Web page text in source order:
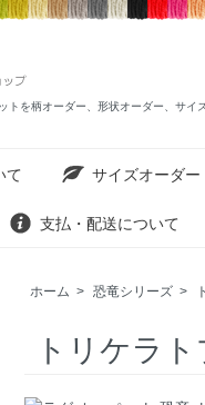
を柄オーダー、形状オーダー、サイ
て サイズオーダー
支払・配送について
ホーム > 恐竜シリーズ >
トリケラ